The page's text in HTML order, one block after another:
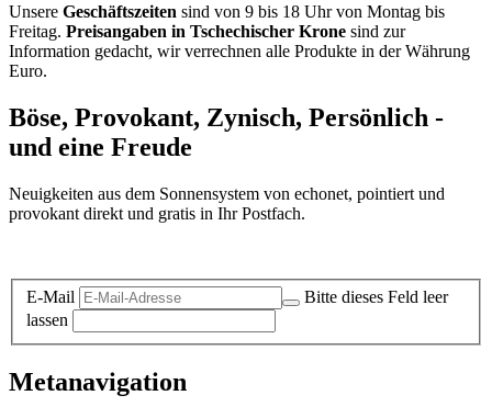
Unsere Geschäftszeiten sind von 9 bis 18 Uhr von Montag bis
Freitag. Preisangaben in Tschechischer Krone sind zur
Information gedacht, wir verrechnen alle Produkte in der Währung
Euro.
Böse, Provokant, Zynisch, Persönlich -
und eine Freude
Neuigkeiten aus dem Sonnensystem von echonet, pointiert und
provokant direkt und gratis in Ihr Postfach.
E-Mail
Bitte dieses Feld leer
lassen
Metanavigation